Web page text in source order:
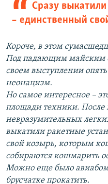
Сразу
– единственный
Короче, в этом
Под падающим майским
своем выступлении
неонацизм.
Но самое интересное –
площади техники. После
невразумительных
выкатили ракетные
свой козырь, которым
собираются кошмарить
Можно еще было
брусчатке прокатить.